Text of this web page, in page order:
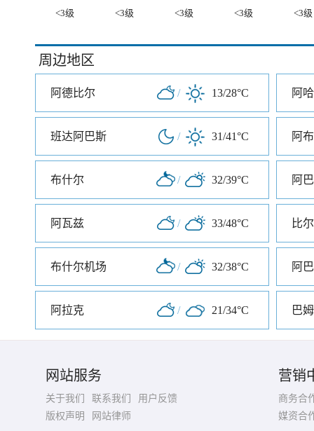
<3级
<3级 <3级 <3级 <3级
周边地区
阿德比尔 / 13/28°C 阿
班达阿巴斯 / 31/41°C 阿
布什尔 / 32/39°C 阿
阿瓦兹 / 33/48°C 比
布什尔机场 / 32/38°C 阿
阿拉克 / 21/34°C 巴姆
网站服务
关于我们 联系我们
用户反馈
版权声明
网站律师
营销
商务合
媒资合